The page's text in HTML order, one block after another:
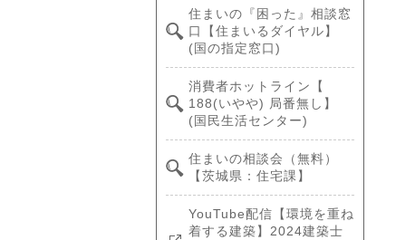
住まいの『困った』相談窓
口【住まいるダイヤル】
(国の指定窓口)
消費者ホットライン【
188(いやや) 局番無し】
(国民生活センター)
住まいの相談会（無料）
【茨城県：住宅課】
YouTube配信【環境を重ね
着する建築】2024建築士